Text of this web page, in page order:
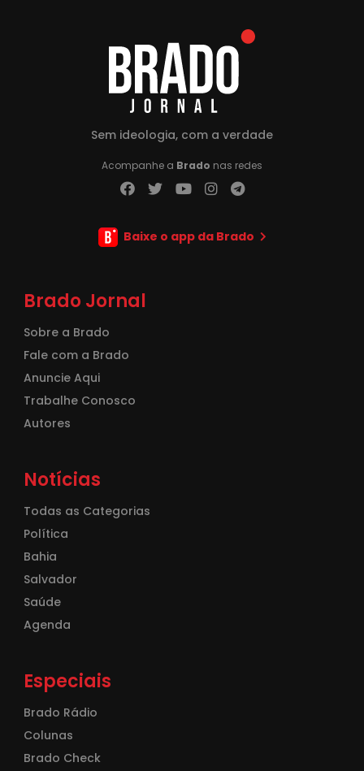
Sem ideologia, com a verdade
Acompanhe a Brado nas redes
Baixe o app da Brado
Brado Jornal
Sobre a Brado
Fale com a Brado
Anuncie Aqui
Trabalhe Conosco
Autores
Notícias
Todas as Categorias
Política
Bahia
Salvador
Saúde
Agenda
Especiais
Brado Rádio
Colunas
Brado Check